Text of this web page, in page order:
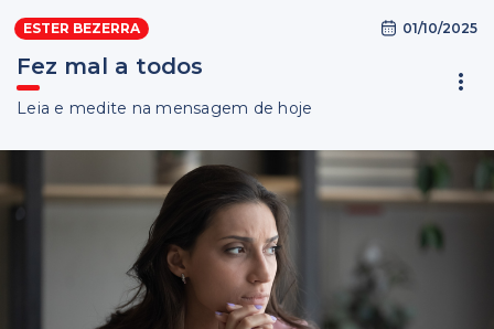
ESTER BEZERRA 01/10/2025
Fez mal a todos
Leia e medite na mensagem de hoje